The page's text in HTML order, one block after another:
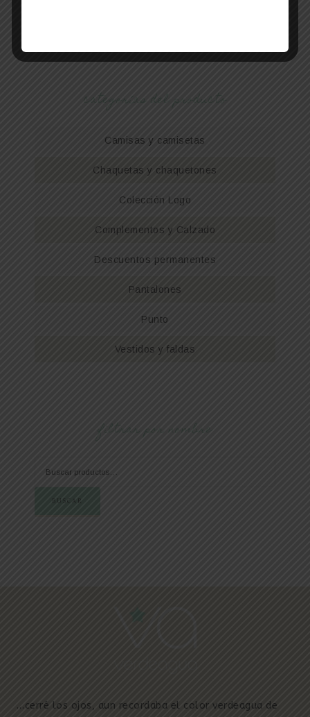
categorías del producto
Camisas y camisetas
Chaquetas y chaquetones
Colección Logo
Complementos y Calzado
Descuentos permanentes
Pantalones
Punto
Vestidos y faldas
filtrar por nombre
BUSCAR
…cerré los ojos, aun recordaba el color verdeagua de